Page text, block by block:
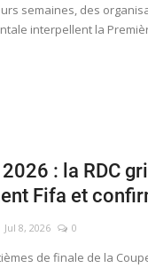
semaines, des
interpellent la
: la RDC
Fifa et
Jul 8, 2026 0
de finale de la